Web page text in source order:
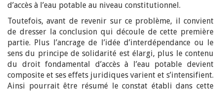
d’accès à l’eau potable au niveau constitutionnel.
Toutefois, avant de revenir sur ce problème, il convient
de dresser la conclusion qui découle de cette première
partie. Plus l’ancrage de l’idée d’interdépendance ou le
sens du principe de solidarité est élargi, plus le contenu
du droit fondamental d’accès à l’eau potable devient
composite et ses effets juridiques varient et s’intensifient.
Ainsi pourrait être résumé le constat établi dans cette